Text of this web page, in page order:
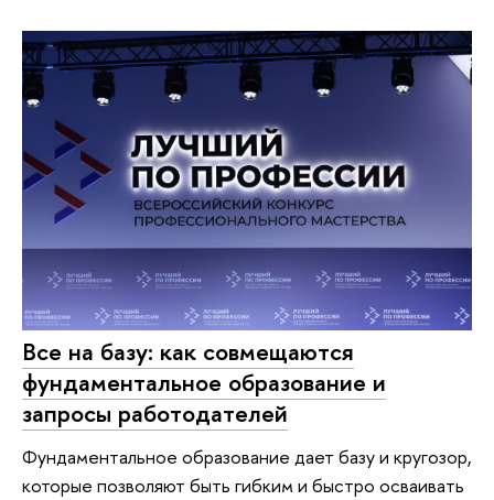
Все на базу: как совмещаются
фундаментальное образование и
запросы работодателей
Фундаментальное образование дает базу и кругозор,
которые позволяют быть гибким и быстро осваивать